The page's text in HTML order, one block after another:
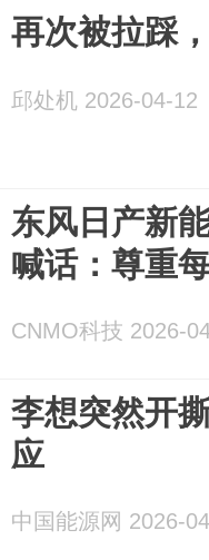
再次被拉踩
邱处机 2026-04-12
东风日产新
喊话：尊重
CNMO科技 2026-
李想突然开
应
中国能源网 2026-